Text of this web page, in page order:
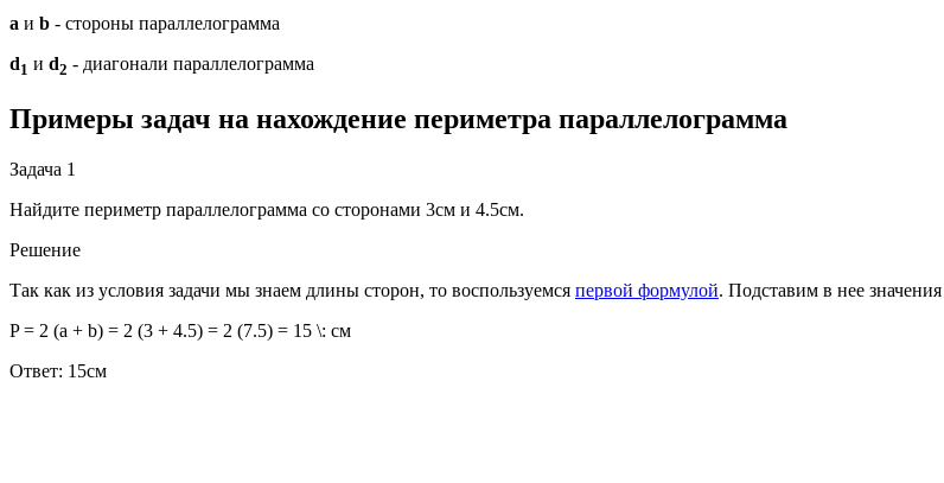
a и b - стороны параллелограмма
d1 и d2 - диагонали параллелограмма
Примеры задач на нахождение периметра параллелограмма
Задача 1
Найдите периметр параллелограмма со сторонами 3см и 4.5см.
Решение
Так как из условия задачи мы знаем длины сторон, то воспользуемся первой формулой. Подставим в нее
P = 2 (a + b) = 2 (3 + 4.5) = 2 (7.5) = 15 \: см
Ответ: 15см